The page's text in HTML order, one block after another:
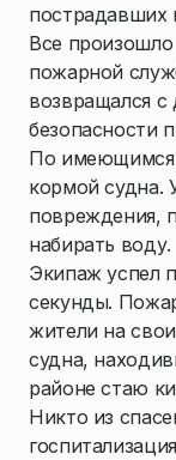
пострадавших
Все
пожарной
возвращался
безопасности
По имеющимся
кормой судна.
повреждения,
набирать воду.
Экипаж успел
секунды.
жители на
судна,
районе стаю
Никто из